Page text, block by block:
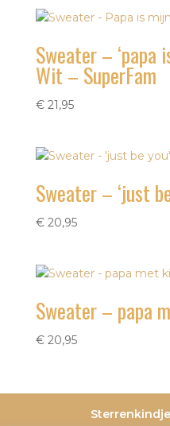
Sweater – ‘papa
Wit – SuperFam
€21,95
Sweater – ‘just
€20,95
Sweater – papa
€20,95
Sterrenkindje